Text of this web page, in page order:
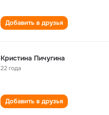
Добавить в друзья
Кристина Пичугина
22 года
Добавить в друзья